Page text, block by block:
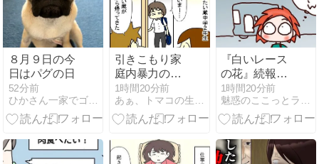
８月９日の今
日はパグの日
52分前
ひかさん一家でゴゴッゴッー！！
引きこもり家
庭内暴力の中
学生を部屋か
ら出した話⑬
1時間20分前
あぁ、トマコの生きる道【マンガ】
『白いレース
の花』続報と
『洗面所と寝
室両方に置い
てあるもの』
1時間20分前
魅惑のここっとライフ